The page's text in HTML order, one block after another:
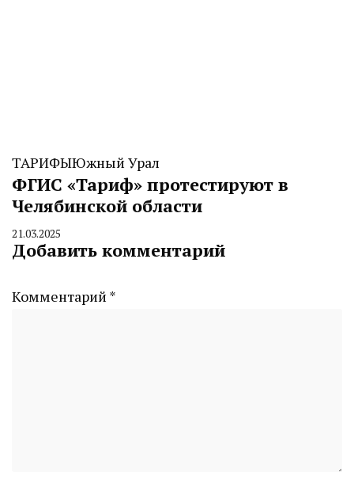
ТАРИФЫЮжный Урал
ФГИС «Тариф» протестируют в
Челябинской области
By
CHELINDUSTRY
21.03.2025
Добавить комментарий
Комментарий *